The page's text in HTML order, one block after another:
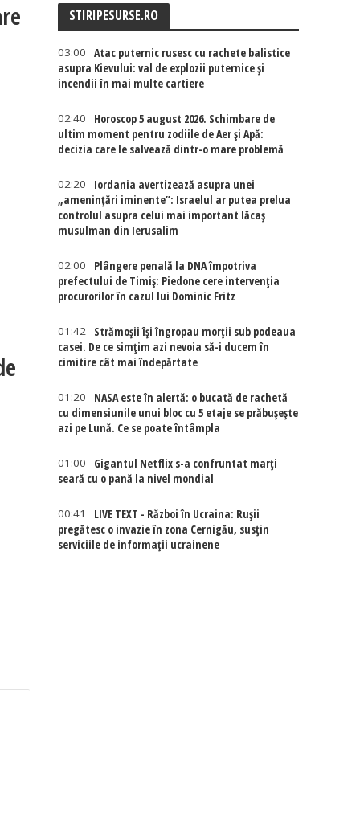
STIRIPESURSE.RO
03:00
Atac puternic rusesc cu rachete balistice
asupra Kievului: val de explozii puternice și
incendii în mai multe cartiere
02:40
Horoscop 5 august 2026. Schimbare de
ultim moment pentru zodiile de Aer și Apă:
decizia care le salvează dintr-o mare problemă
02:20
Iordania avertizează asupra unei
„amenințări iminente”: Israelul ar putea prelua
controlul asupra celui mai important lăcaș
musulman din Ierusalim
02:00
Plângere penală la DNA împotriva
prefectului de Timiș: Piedone cere intervenția
procurorilor în cazul lui Dominic Fritz
01:42
Strămoșii își îngropau morții sub podeaua
casei. De ce simțim azi nevoia să-i ducem în
cimitire cât mai îndepărtate
01:20
NASA este în alertă: o bucată de rachetă
cu dimensiunile unui bloc cu 5 etaje se prăbușește
azi pe Lună. Ce se poate întâmpla
01:00
Gigantul Netflix s-a confruntat marţi
seară cu o pană la nivel mondial
00:41
LIVE TEXT - Război în Ucraina: Rușii
pregătesc o invazie în zona Cernigău, susțin
serviciile de informații ucrainene